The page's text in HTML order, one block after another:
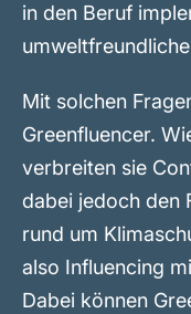
in den Beruf
Mit solchen
Greenfluencer.
verbreiten sie
dabei jedoch den
rund um
also Influencing
Dabei können